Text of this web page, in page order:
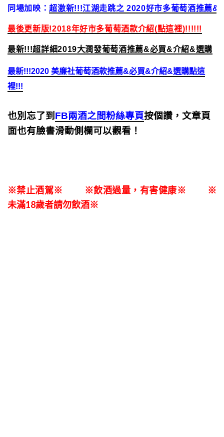
同場加映：超激新!!!江湖走跳之 2020好市多葡萄酒推薦&
最後更新版!2018年好市多葡萄酒款介紹(點這裡)!!!!!!
最新!!!超詳細2019大潤發葡萄酒推薦&必買&介紹&選購
最新!!!2020 美廉社葡萄酒款推薦&必買&介紹&選購點這
裡!!!
也別忘了到FB兩酒之間粉絲專頁按個讚，文章頁
面也有臉書滑動側欄可以觀看！
※禁止酒駕※ ※飲酒過量，有害健康※ ※
未滿18歲者請勿飲酒※